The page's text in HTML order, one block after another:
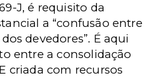
J, é requisito da
a “confusão entre
devedores”. É aqui
entre a consolidação
criada com recursos